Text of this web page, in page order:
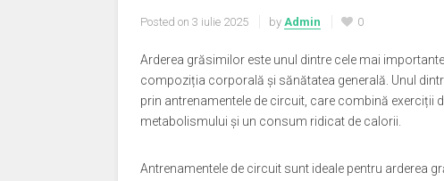
Posted on 3 iulie 2025 by Admin 0
Arderea grăsimilor este unul dintre cele mai
compoziția corporală și sănătatea generală. Unul
prin antrenamentele de circuit, care combină
metabolismului și un consum ridicat de calorii.
Antrenamentele de circuit sunt ideale pentru arderea